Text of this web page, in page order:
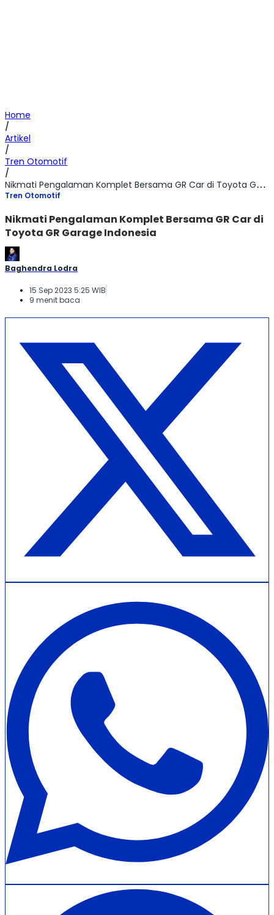
Home
/
Artikel
/
Tren Otomotif
/
Nikmati Pengalaman Komplet Bersama GR Car di Toyota GR Garage Indonesia
Tren Otomotif
Nikmati Pengalaman Komplet Bersama GR Car di
Toyota GR Garage Indonesia
Baghendra Lodra
15 Sep 2023 5:25 WIB
9 menit baca